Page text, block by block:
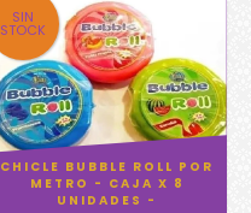
SIN
STOCK
CHICLE BUBBLE ROLL POR
METRO - CAJA X 8
UNIDADES -